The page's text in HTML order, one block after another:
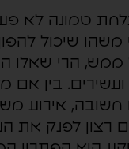
טמונה לא
שיכול להפוך
ממש, הרי שאלו
בין אם
אירוע
לפנק את